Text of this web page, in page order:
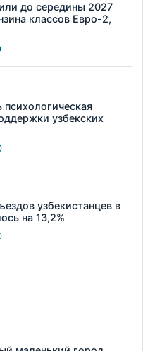
до середины 2027
классов Евро-2,
узбекских
узбекистанцев в
на 13,2%